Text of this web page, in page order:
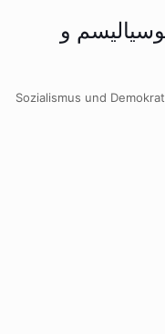
و
Sozialismus und